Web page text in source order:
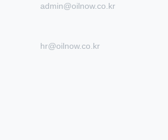
admin@oilnow.co.kr
hr@oilnow.co.kr